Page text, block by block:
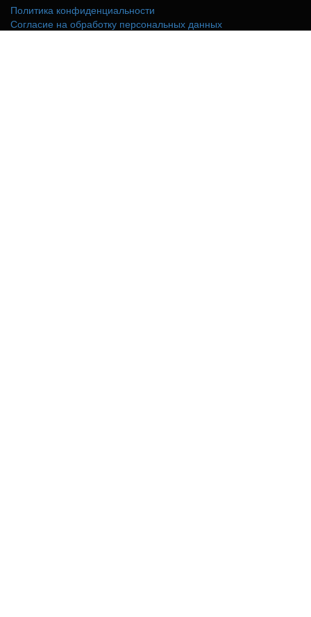
Политика конфиденциальности
Согласие на обработку персональных данных